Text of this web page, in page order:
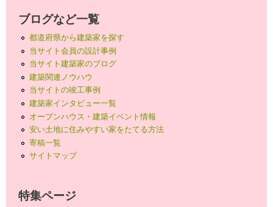
ブログなど一覧
都道府県から建築家を探す
当サイト会員の設計事例
当サイト建築家のブログ
建築関連ノウハウ
当サイトの竣工事例
建築家インタビュー一覧
オープンハウス・建築イベント情報
安い土地に住みやすい家をたてる方法
寄稿一覧
サイトマップ
特集ページ